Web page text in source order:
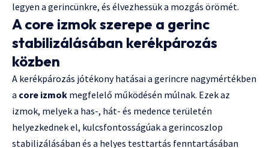
legyen a gerincünkre, és élvezhessük a mozgás örömét.
A core izmok szerepe a gerinc
stabilizálásában kerékpározás
közben
A kerékpározás jótékony hatásai a gerincre nagymértékben
a core izmok megfelelő működésén múlnak. Ezek az
izmok, melyek a has-, hát- és medence területén
helyezkednek el, kulcsfontosságúak a gerincoszlop
stabilizálásában és a helyes testtartás fenntartásában